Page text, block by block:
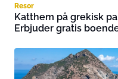
Resor
Katthem på grekisk
Erbjuder gratis